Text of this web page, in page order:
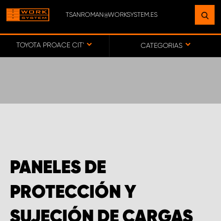
TSANROMAN@WORKSYSTEM.ES
TOYOTA PROACE CITY CATEGORIAS
PANELES DE
PROTECCIÓN Y
ENCUENTRE UNA INSTALACIÓN
CERCA DE USTED